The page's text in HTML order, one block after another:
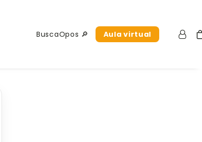
BuscaOpos 🔎 Aula virtual